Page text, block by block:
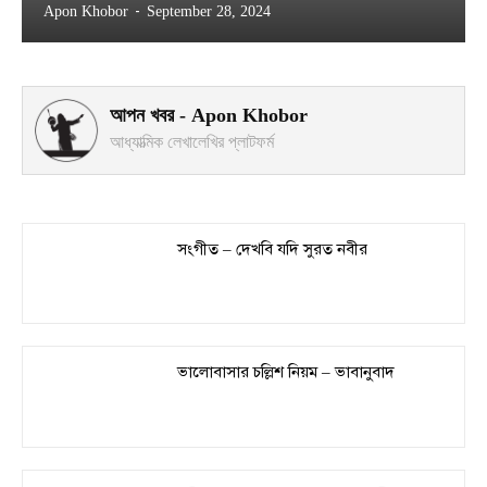
Apon Khobor - September 28, 2024
আপন খবর - Apon Khobor
আধ্যাত্মিক লেখালেখির প্লাটফর্ম
সংগীত – দেখবি যদি সুরত নবীর
ভালোবাসার চল্লিশ নিয়ম – ভাবানুবাদ